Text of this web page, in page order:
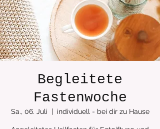
Begleitete
Fastenwoche
Sa., 06. Juli
  |
individuell - bei dir zu Hause